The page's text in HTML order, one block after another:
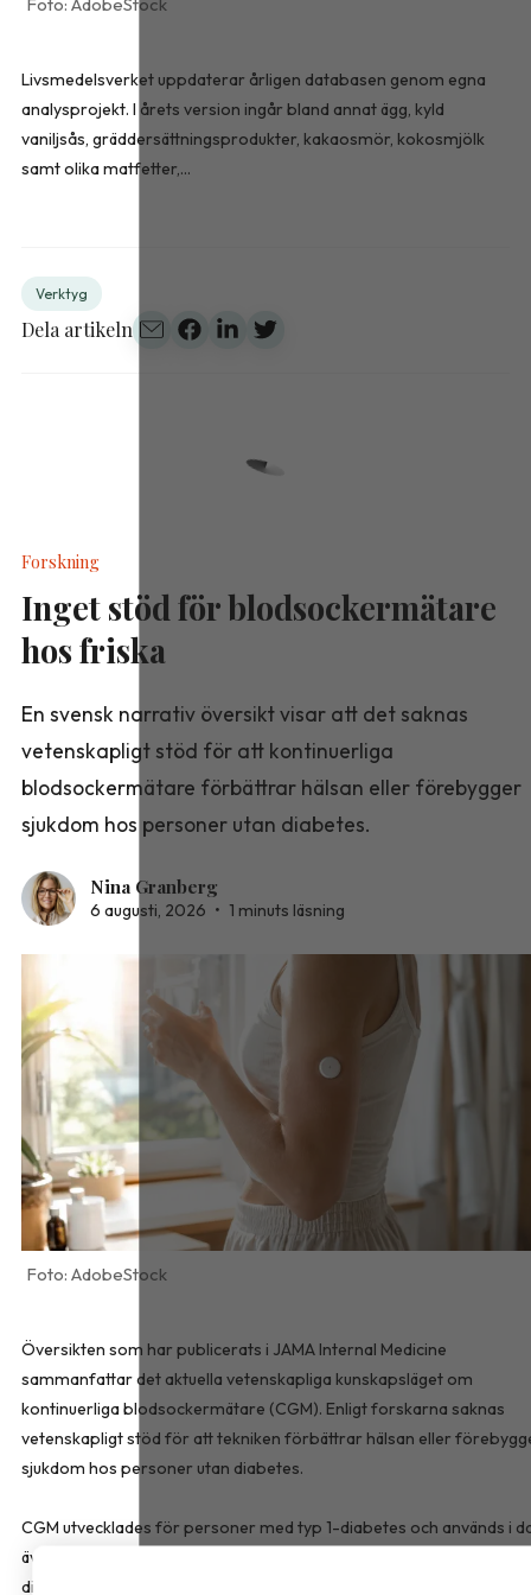
Livsmedelsverket uppdaterar årligen databasen genom egna
analysprojekt. I årets version ingår bland annat ägg, kyld
vaniljsås, gräddersättningsprodukter, kakaosmör, kokosmjölk
samt olika matfetter,...
Verktyg
Dela artikeln
Forskning
Inget stöd för blodsockermätare
hos friska
En svensk narrativ översikt visar att det saknas
vetenskapligt stöd för att kontinuerliga
blodsockermätare förbättrar hälsan eller förebygger
sjukdom hos personer utan diabetes.
Nina Granberg
6 augusti, 2026 • 1 minuts läsning
AdobeStock
Översikten som har publicerats i JAMA Internal Medicine
sammanfattar det aktuella vetenskapliga kunskapsläget om
kontinuerliga blodsockermätare (CGM). Enligt forskarna saknas
vetenskapligt stöd för att tekniken förbättrar hälsan eller
sjukdom hos personer utan diabetes.
CGM utvecklades för personer med typ 1-diabetes och används i
även av många med typ 2-diabetes. För personer med typ 2-
diabetes kan tekniken underlätta behandlingen, minska behovet av